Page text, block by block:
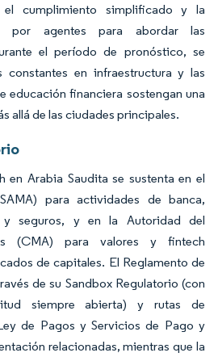
el cumplimiento simplificado y la
por agentes para abordar las
el período de pronóstico, se
constantes en infraestructura y las
educación financiera sostengan una
allá de las ciudades principales.
en Arabia Saudita se sustenta en el
para actividades de banca,
y seguros, y en la Autoridad del
(CMA) para valores y fintech
de capitales. El Reglamento de
de su Sandbox Regulatorio (con
siempre abierta) y rutas de
de Pagos y Servicios de Pago y
relacionadas, mientras que la